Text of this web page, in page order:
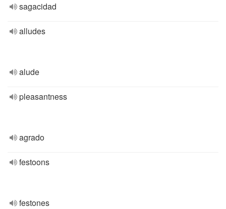
sagacidad
alludes
alude
pleasantness
agrado
festoons
festones